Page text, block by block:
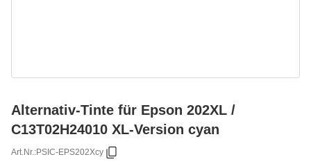
Alternativ-Tinte für Epson 202XL /
C13T02H24010 XL-Version cyan
Art.Nr.:PSIC-EPS202Xcy